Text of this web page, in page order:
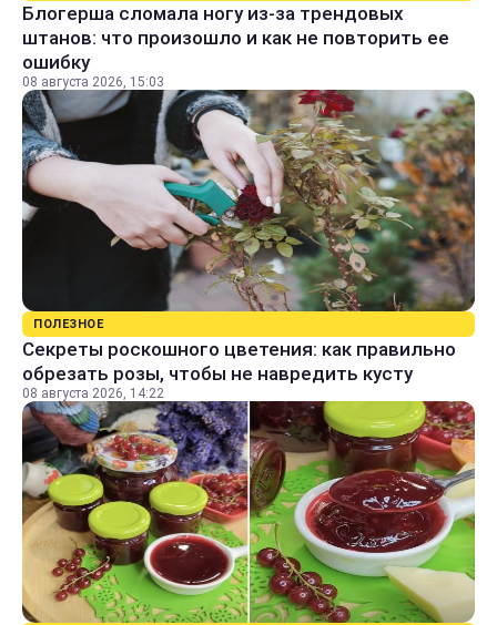
Блогерша сломала ногу из-за трендовых
штанов: что произошло и как не повторить ее
ошибку
08 августа 2026, 15:03
ПОЛЕЗНОЕ
Секреты роскошного цветения: как правильно
обрезать розы, чтобы не навредить кусту
08 августа 2026, 14:22